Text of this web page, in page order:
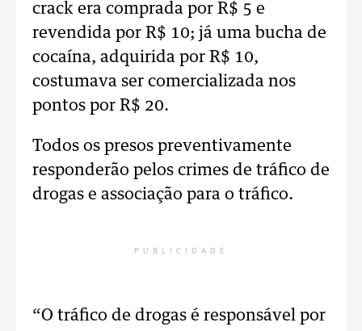
crack era comprada por R$ 5 e
revendida por R$ 10; já uma bucha de
cocaína, adquirida por R$ 10,
costumava ser comercializada nos
pontos por R$ 20.
Todos os presos preventivamente
responderão pelos crimes de tráfico de
drogas e associação para o tráfico.
PUBLICIDADE
“O tráfico de drogas é responsável por